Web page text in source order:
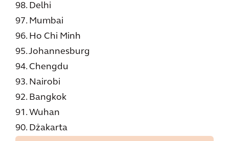
98. Delhi
97. Mumbai
96. Ho Chi Minh
95. Johannesburg
94. Chengdu
93. Nairobi
92. Bangkok
91. Wuhan
90. Dżakarta